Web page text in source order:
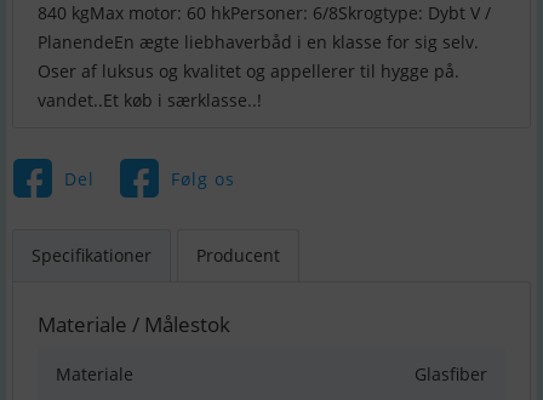
840 kgMax motor: 60 hkPersoner: 6/8Skrogtype: Dybt V /
PlanendeEn ægte liebhaverbåd i en klasse for sig selv.
Oser af luksus og kvalitet og appellerer til hygge på.
vandet..Et køb i særklasse..!
Del Følg os
Specifikationer Producent
Materiale / Målestok
Materiale Glasfiber